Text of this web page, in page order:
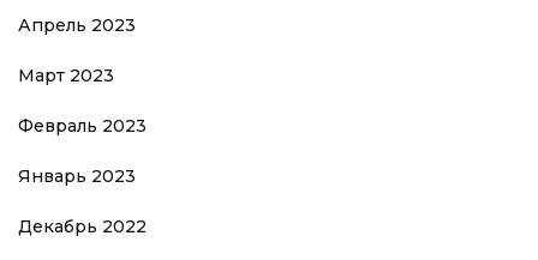
Апрель 2023
Март 2023
Февраль 2023
Январь 2023
Декабрь 2022